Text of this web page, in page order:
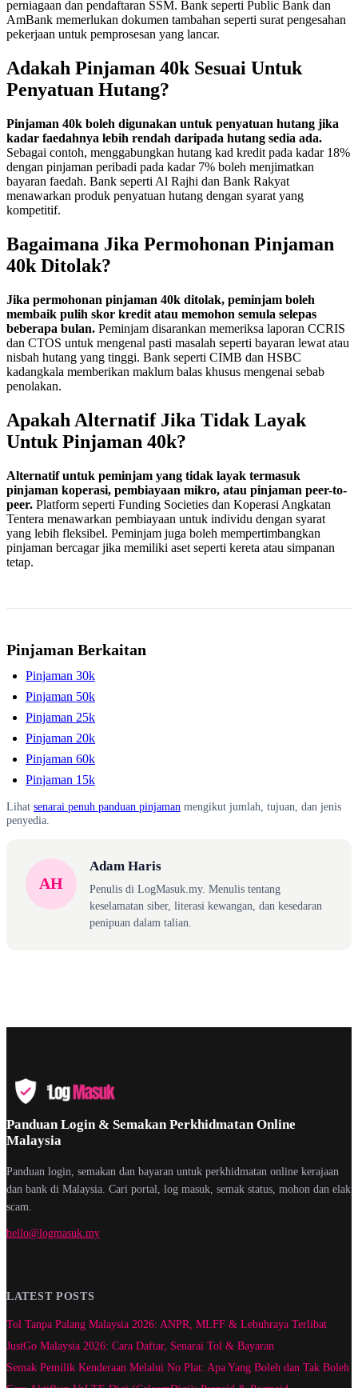
perniagaan dan pendaftaran SSM. Bank seperti Public Bank dan
AmBank memerlukan dokumen tambahan seperti surat pengesahan
pekerjaan untuk pemprosesan yang lancar.
Adakah Pinjaman 40k Sesuai Untuk
Penyatuan Hutang?
Pinjaman 40k boleh digunakan untuk penyatuan hutang jika
kadar faedahnya lebih rendah daripada hutang sedia ada.
Sebagai contoh, menggabungkan hutang kad kredit pada kadar 18%
dengan pinjaman peribadi pada kadar 7% boleh menjimatkan
bayaran faedah. Bank seperti Al Rajhi dan Bank Rakyat
menawarkan produk penyatuan hutang dengan syarat yang
kompetitif.
Bagaimana Jika Permohonan Pinjaman
40k Ditolak?
Jika permohonan pinjaman 40k ditolak, peminjam boleh
membaik pulih skor kredit atau memohon semula selepas
beberapa bulan. Peminjam disarankan memeriksa laporan CCRIS
dan CTOS untuk mengenal pasti masalah seperti bayaran lewat atau
nisbah hutang yang tinggi. Bank seperti CIMB dan HSBC
kadangkala memberikan maklum balas khusus mengenai sebab
penolakan.
Apakah Alternatif Jika Tidak Layak
Untuk Pinjaman 40k?
Alternatif untuk peminjam yang tidak layak termasuk
pinjaman koperasi, pembiayaan mikro, atau pinjaman peer-to-
peer. Platform seperti Funding Societies dan Koperasi Angkatan
Tentera menawarkan pembiayaan untuk individu dengan syarat
yang lebih fleksibel. Peminjam juga boleh mempertimbangkan
pinjaman bercagar jika memiliki aset seperti kereta atau simpanan
tetap.
Pinjaman Berkaitan
Pinjaman 30k
Pinjaman 50k
Pinjaman 25k
Pinjaman 20k
Pinjaman 60k
Pinjaman 15k
Lihat senarai penuh panduan pinjaman mengikut jumlah, tujuan, dan jenis
penyedia.
AH
Adam Haris
Penulis di LogMasuk.my. Menulis tentang
keselamatan siber, literasi kewangan, dan kesedaran
penipuan dalam talian.
Panduan Login & Semakan Perkhidmatan Online
Malaysia
Panduan login, semakan dan bayaran untuk perkhidmatan online kerajaan
dan bank di Malaysia. Cari portal, log masuk, semak status, mohon dan elak
scam.
hello@logmasuk.my
LATEST POSTS
Tol Tanpa Palang Malaysia 2026: ANPR, MLFF & Lebuhraya Terlibat
JustGo Malaysia 2026: Cara Daftar, Senarai Tol & Bayaran
Semak Pemilik Kenderaan Melalui No Plat: Apa Yang Boleh dan Tak Boleh